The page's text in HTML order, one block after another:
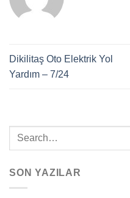
Dikilitaş Oto Elektrik Yol
Yardım – 7/24
SON YAZILAR